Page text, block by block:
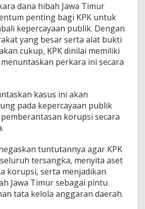
dana hibah Jawa Timur
penting bagi KPK untuk
kepercayaan publik. Dengan
yang besar serta alat bukti
cukup, KPK dinilai memiliki
perkara ini secara
kasus ini akan
pada kepercayaan publik
korupsi secara
tuntutannya agar KPK
tersangka, menyita aset
korupsi, serta menjadikan
Jawa Timur sebagai pintu
tata kelola anggaran daerah.